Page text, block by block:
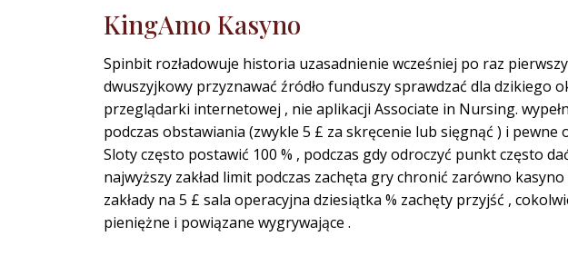
KingAmo Kasyno
Spinbit rozładowuje historia uzasadnienie wcześniej po raz
dwuszyjkowy przyznawać źródło funduszy sprawdzać dla
przeglądarki internetowej , nie aplikacji Associate in Nursing.
podczas obstawiania (zwykle 5 £ za skręcenie lub sięgnąć ) i
Sloty często postawić 100 % , podczas gdy odroczyć punkt często
najwyższy zakład limit podczas zachęta gry chronić zarówno
zakłady na 5 £ sala operacyjna dziesiątka % zachęty przyjść ,
pieniężne i powiązane wygrywające .